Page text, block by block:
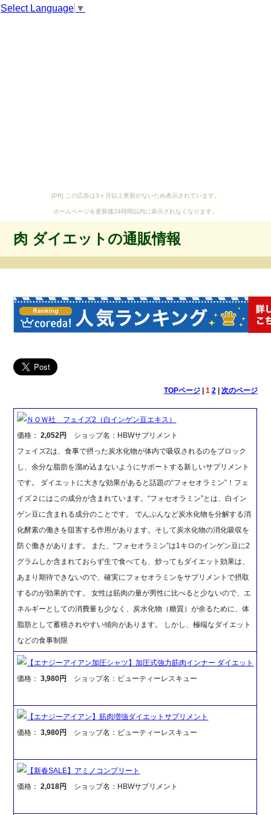
Select Language ▼
[PR] この広告は3ヶ月以上更新がないため表示されています。
ホームページを更新後24時間以内に表示されなくなります。
肉 ダイエットの通販情報
TOPページ| 1 2| 次のページ
ＮＯＷ社 フェイズ2（白インゲン豆エキス）
価格：2,052円
ショップ名：HBWサプリメント
フェイズ2は、食事で摂った炭水化物が体内で吸収されるのをブロック
し、余分な脂肪を溜め込まないようにサポートする新しいサプリメント
です。 ダイエットに大きな効果があると話題の“フォセオラミン”！フェ
イズ２にはこの成分が含まれています。“フォセオラミン”とは、白イン
ゲン豆に含まれる成分のことです。 でんぷんなど炭水化物を分解する消
化酵素の働きを阻害する作用があります。そして炭水化物の消化吸収を
防ぐ働きがあります。 また、“フォセオラミン”は1キロのインゲン豆に2
グラムしか含まれておらず生で食べても、炒ってもダイエット効果は、
あまり期待できないので、確実にフォセオラミンをサプリメントで摂取
するのが効果的です。 女性は筋肉の量が男性に比べると少ないので、エ
ネルギーとしての消費量も少なく、炭水化物（糖質）が余るために、体
脂肪として蓄積されやすい傾向があります。 しかし、極端なダイエット
などの食事制限
【エナジーアイアン加圧シャツ】加圧式強力筋肉インナー ダイエット
価格：3,980円 ショップ名：ビューティーレスキュー
【エナジーアイアン】筋肉増強ダイエットサプリメント
価格：3,980円 ショップ名：ビューティーレスキュー
【新春SALE】アミノコンプリート
価格：2,018円 ショップ名：HBWサプリメント